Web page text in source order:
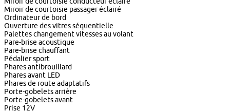
Miroir de courtoisie passager éclairé
Ordinateur de bord
Ouverture des vitres séquentielle
Palettes changement vitesses au volant
Pare-brise acoustique
Pare-brise chauffant
Pédalier sport
Phares antibrouillard
Phares avant LED
Phares de route adaptatifs
Porte-gobelets arrière
Porte-gobelets avant
Prise 12V